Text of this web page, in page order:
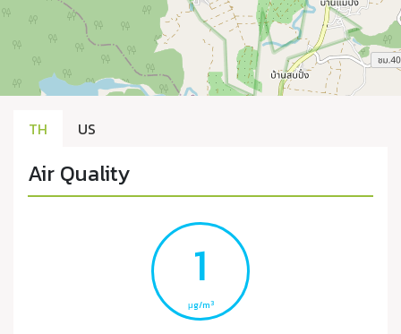
TH US
Air Quality
1
μg/m3